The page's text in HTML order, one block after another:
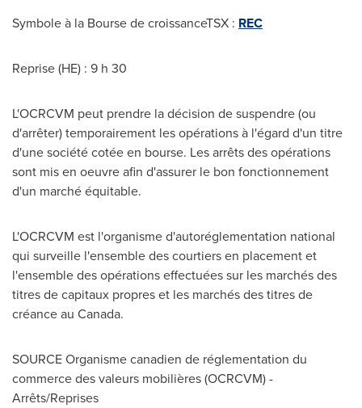
Symbole à la Bourse de croissanceTSX : REC
Reprise (HE) : 9 h 30
L'OCRCVM peut prendre la décision de suspendre (ou
d'arrêter) temporairement les opérations à l'égard d'un titre
d'une société cotée en bourse. Les arrêts des opérations
sont mis en oeuvre afin d'assurer le bon fonctionnement
d'un marché équitable.
L'OCRCVM est l'organisme d'autoréglementation national
qui surveille l'ensemble des courtiers en placement et
l'ensemble des opérations effectuées sur les marchés des
titres de capitaux propres et les marchés des titres de
créance au Canada.
SOURCE Organisme canadien de réglementation du
commerce des valeurs mobilières (OCRCVM) -
Arrêts/Reprises